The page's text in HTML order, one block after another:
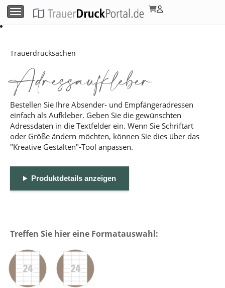
Menü umschalten
Trauerdrucksachen
Adressaufkleber
Bestellen Sie Ihre Absender- und Empfängeradressen
einfach als Aufkleber. Geben Sie die gewünschten
Adressdaten in die Textfelder ein. Wenn Sie Schriftart
oder Größe ändern möchten, können Sie dies über das
"Kreative Gestalten"-Tool anpassen.
Produktdetails anzeigen
Treffen Sie hier eine Formatauswahl: